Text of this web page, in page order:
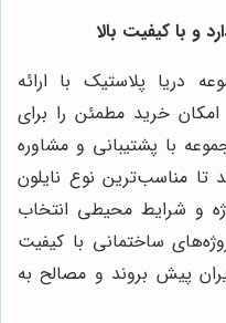
و با کیفیت بالا
دریا پلاستیک با ارائه
خرید مطمئن را برای
با پشتیبانی و مشاوره
مناسب‌ترین نوع نایلون
و شرایط محیطی انتخاب
ساختمانی با کیفیت
پیش بروند و مصالح به